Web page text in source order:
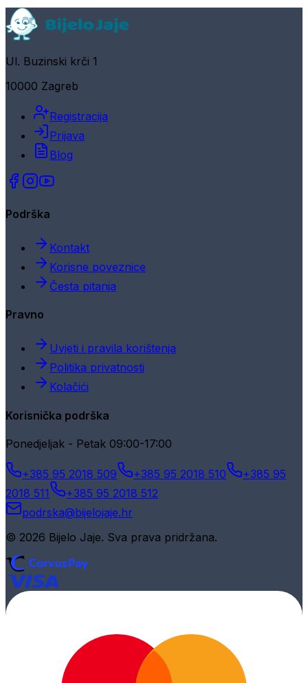
Ul. Buzinski krči 1
10000 Zagreb
Registracija
Prijava
Blog
Podrška
Kontakt
Korisne poveznice
Česta pitanja
Pravno
Uvjeti i pravila korištenja
Politika privatnosti
Kolačići
Korisnička podrška
Ponedjeljak - Petak 09:00-17:00
+385 95 2018 509 +385 95 2018 510
+385 95
2018 511
+385 95 2018 512
podrska@bijelojaje.hr
© 2026 Bijelo Jaje. Sva prava pridržana.